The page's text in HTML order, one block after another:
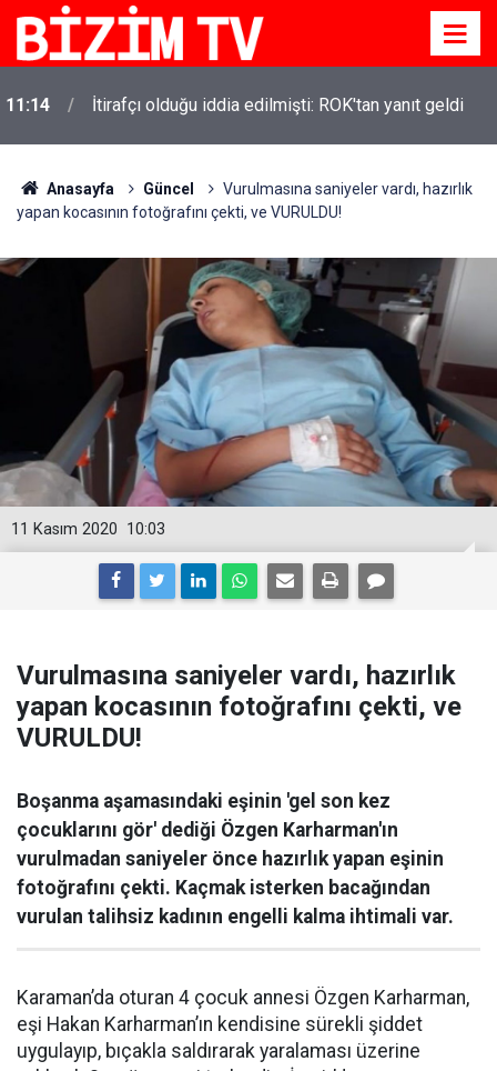
11:14 İtirafçı olduğu iddia edilmişti: ROK'tan yanıt geldi
11:10 Yusuf Tekin açıkladı: YKS değişecek mi?
Anasayfa Güncel
Vurulmasına saniyeler vardı, hazırlık
yapan kocasının fotoğrafını çekti, ve VURULDU!
10:03
11 Kasım 2020
Vurulmasına saniyeler vardı, hazırlık
yapan kocasının fotoğrafını çekti, ve
VURULDU!
Boşanma aşamasındaki eşinin 'gel son kez
çocuklarını gör' dediği Özgen Karharman'ın
vurulmadan saniyeler önce hazırlık yapan eşinin
fotoğrafını çekti. Kaçmak isterken bacağından
vurulan talihsiz kadının engelli kalma ihtimali var.
Karaman’da oturan 4 çocuk annesi Özgen Karharman,
eşi Hakan Karharman’ın kendisine sürekli şiddet
uygulayıp, bıçakla saldırarak yaralaması üzerine